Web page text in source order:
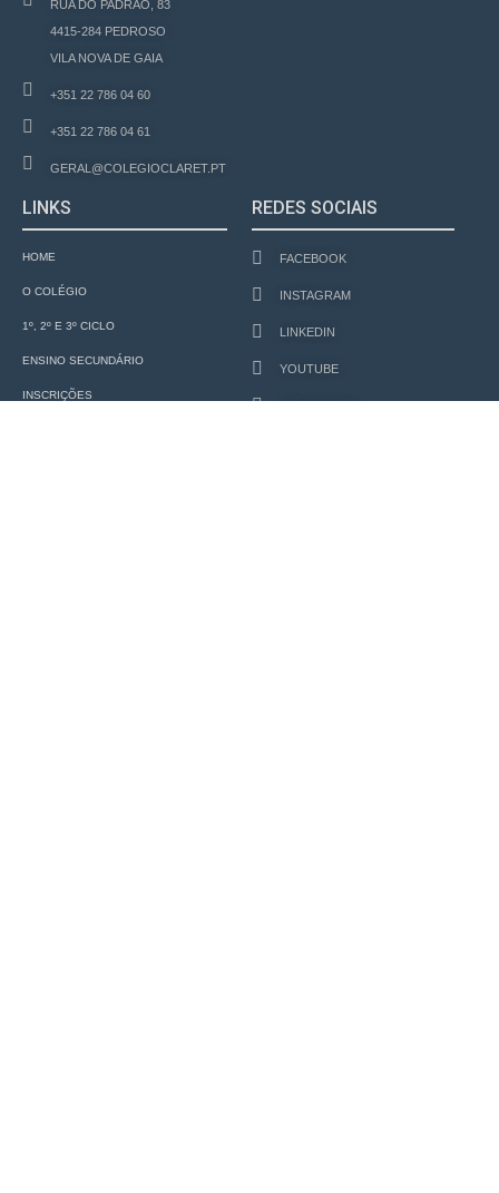
RUA DO PADRÃO, 83
4415-284 PEDROSO
VILA NOVA DE GAIA
+351 22 786 04 60
+351 22 786 04 61
GERAL@COLEGIOCLARET.PT
LINKS
HOME
O COLÉGIO
1º, 2º E 3º CICLO
ENSINO SECUNDÁRIO
INSCRIÇÕES
REDES SOCIAIS
FACEBOOK
INSTAGRAM
LINKEDIN
YOUTUBE
CONTACTOS